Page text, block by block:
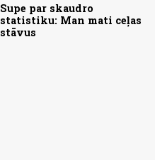
Supe par skaudro
statistiku: Man mati ceļas
stāvus